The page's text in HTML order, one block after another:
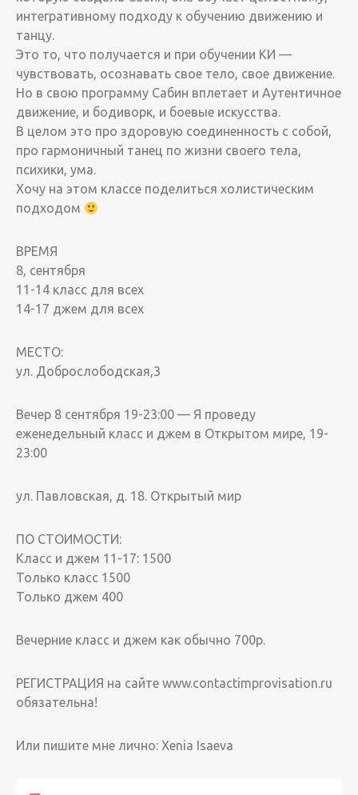
интегративному подходу к обучению движению и
танцу.
Это то, что получается и при обучении КИ —
чувствовать, осознавать свое тело, свое движение.
Но в свою программу Сабин вплетает и Аутентичное
движение, и бодиворк, и боевые искусства.
В целом это про здоровую соединенность с собой,
про гармоничный танец по жизни своего тела,
психики, ума.
Хочу на этом классе поделиться холистическим
подходом
ВРЕМЯ
8, сентября
11-14 класс для всех
14-17 джем для всех
МЕСТО:
ул. Доброслободская,3
Вечер 8 сентября 19-23:00 — Я проведу
еженедельный класс и джем в Открытом мире, 19-
23:00
ул. Павловская, д. 18. Открытый мир
ПО СТОИМОСТИ:
Класс и джем 11-17: 1500
Только класс 1500
Только джем 400
Вечерние класс и джем как обычно 700р.
РЕГИСТРАЦИЯ на сайте www.contactimprovisation.ru
обязательна!
Или пишите мне лично: Xenia Isaeva